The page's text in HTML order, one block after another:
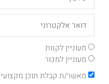
מעוניין לקנות
מעוניין למכור
מאשר/ת קבלת תוכן מקצועי